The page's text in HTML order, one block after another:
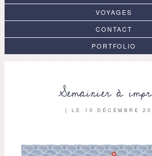
VOYAGES
CONTACT
PORTFOLIO
Semainier à
{ LE 10 DÉCEMBRE